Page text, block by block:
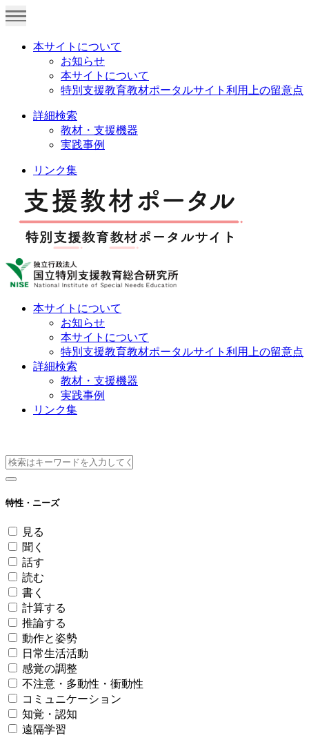
本サイトについて
お知らせ
本サイトについて
特別支援教育教材ポータルサイト利用上の留意点
詳細検索
教材・支援機器
実践事例
リンク集
本サイトについて
お知らせ
本サイトについて
特別支援教育教材ポータルサイト利用上の留意点
詳細検索
教材・支援機器
実践事例
リンク集
特性・ニーズ
見る
聞く
話す
読む
書く
計算する
推論する
動作と姿勢
日常生活活動
感覚の調整
不注意・多動性・衝動性
コミュニケーション
知覚・認知
遠隔学習